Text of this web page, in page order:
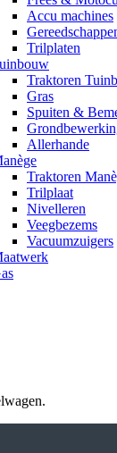
Accu machines
Trilplaten
Traktoren
Gras
Spuiten &
Allerhande
Traktoren
Trilplaat
Nivelleren
Veegbezems
Vacuumzuigers